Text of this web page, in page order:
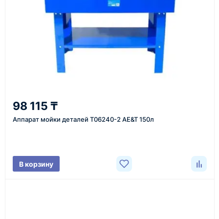
Казахстан и СНГ
доставка оборудования в разные города и
средний срок доставки по большинству поставок
проверка товара перед отправкой клиенту
98 115 ₸
Аппарат мойки деталей T06240-2 AE&T 150л
В корзину